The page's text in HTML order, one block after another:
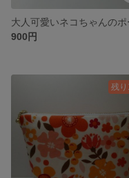
大人可愛いネコちゃんのポ
900円
残り